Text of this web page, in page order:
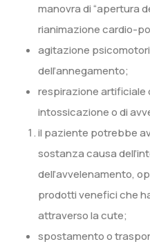
manovra di “apertura
rianimazione cardio-
agitazione
dell’annegamento;
respirazione artificiale
intossicazione o di
il paziente potrebbe
sostanza causa
dell’avvelenamento,
prodotti venefici che
attraverso la cute;
spostamento o